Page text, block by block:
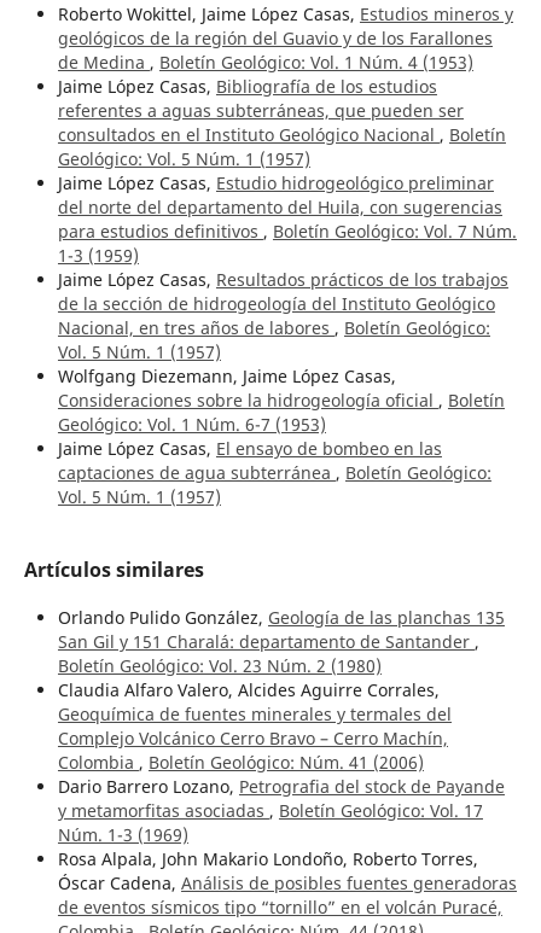
Roberto Wokittel, Jaime López Casas, Estudios mineros y
geológicos de la región del Guavio y de los Farallones
de Medina , Boletín Geológico: Vol. 1 Núm. 4 (1953)
Jaime López Casas, Bibliografía de los estudios
referentes a aguas subterráneas, que pueden ser
consultados en el Instituto Geológico Nacional , Boletín
Geológico: Vol. 5 Núm. 1 (1957)
Jaime López Casas, Estudio hidrogeológico preliminar
del norte del departamento del Huila, con sugerencias
para estudios definitivos , Boletín Geológico: Vol. 7 Núm.
1-3 (1959)
Jaime López Casas, Resultados prácticos de los trabajos
de la sección de hidrogeología del Instituto Geológico
Nacional, en tres años de labores , Boletín Geológico:
Vol. 5 Núm. 1 (1957)
Wolfgang Diezemann, Jaime López Casas,
Consideraciones sobre la hidrogeología oficial , Boletín
Geológico: Vol. 1 Núm. 6-7 (1953)
Jaime López Casas, El ensayo de bombeo en las
captaciones de agua subterránea , Boletín Geológico:
Vol. 5 Núm. 1 (1957)
Artículos similares
Orlando Pulido González, Geología de las planchas 135
San Gil y 151 Charalá: departamento de Santander ,
Boletín Geológico: Vol. 23 Núm. 2 (1980)
Claudia Alfaro Valero, Alcides Aguirre Corrales,
Geoquímica de fuentes minerales y termales del
Complejo Volcánico Cerro Bravo – Cerro Machín,
Colombia , Boletín Geológico: Núm. 41 (2006)
Dario Barrero Lozano, Petrografia del stock de Payande
y metamorfitas asociadas , Boletín Geológico: Vol. 17
Núm. 1-3 (1969)
Rosa Alpala, John Makario Londoño, Roberto Torres,
Óscar Cadena, Análisis de posibles fuentes generadoras
de eventos sísmicos tipo “tornillo” en el volcán Puracé,